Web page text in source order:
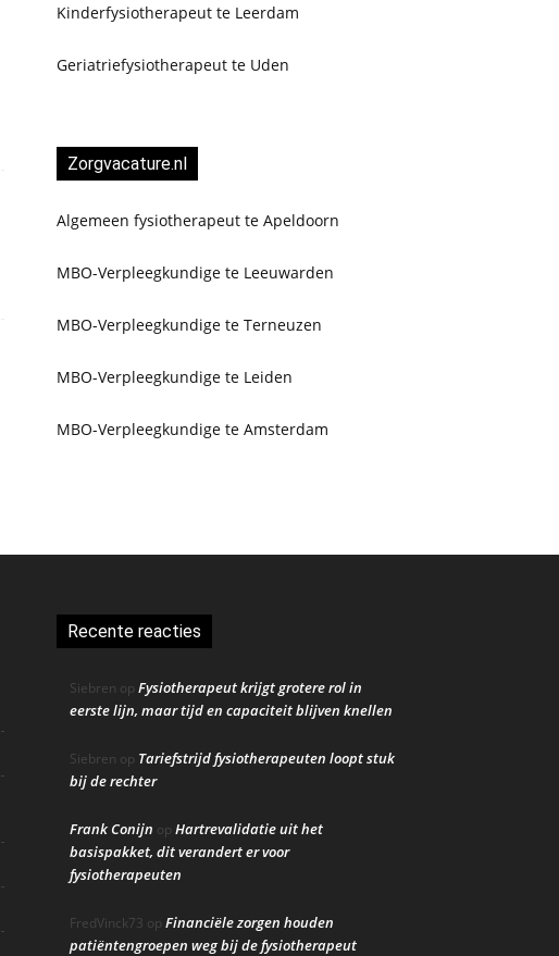
Kinderfysiotherapeut te Leerdam
Geriatriefysiotherapeut te Uden
Zorgvacature.nl
Algemeen fysiotherapeut te Apeldoorn
MBO-Verpleegkundige te Leeuwarden
MBO-Verpleegkundige te Terneuzen
MBO-Verpleegkundige te Leiden
MBO-Verpleegkundige te Amsterdam
Recente reacties
Siebren op Fysiotherapeut krijgt grotere rol in
eerste lijn, maar tijd en capaciteit blijven knellen
Siebren op Tariefstrijd fysiotherapeuten loopt stuk
bij de rechter
Frank Conijn op Hartrevalidatie uit het
basispakket, dit verandert er voor
fysiotherapeuten
FredVinck73 op Financiële zorgen houden
patiëntengroepen weg bij de fysiotherapeut